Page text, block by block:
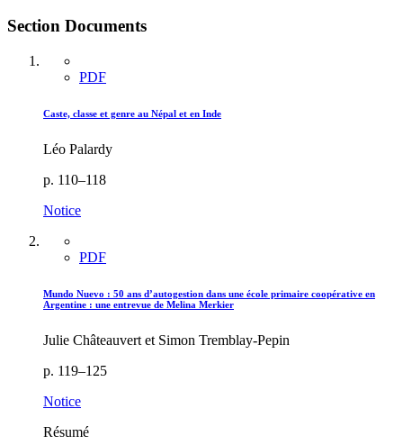
Section Documents
PDF
Caste, classe et genre au Népal et en Inde
Léo Palardy
p. 110–118
Notice
PDF
Mundo Nuevo : 50 ans d’autogestion dans une école primaire coopérative en
Argentine : une entrevue de Melina Merkier
Julie Châteauvert et Simon Tremblay-Pepin
p. 119–125
Notice
Résumé